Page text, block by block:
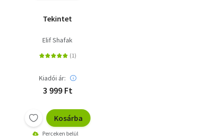
Tekintet
Elif Shafak
Kiadói ár:
3 999 Ft
Kosárba
Perceken belül